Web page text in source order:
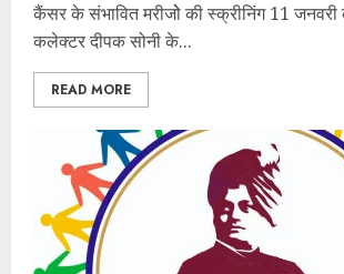
कैंसर के संभावित मरीजोे की स्क्रीनिंग 11
कलेक्टर दीपक सोनी के...
READ MORE